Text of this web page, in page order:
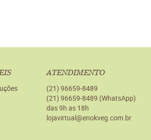
ATENDIMENTO
(21) 96659-8489
(21) 96659-8489 (WhatsApp)
das 9h as 18h
lojavirtual@enokveg.com.br